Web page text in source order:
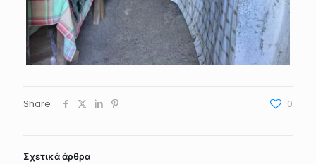
Share 0
Σχετικά άρθρα